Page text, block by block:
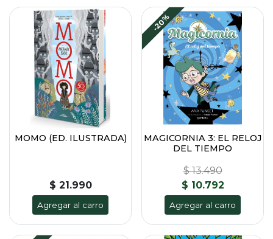
MOMO (ED. ILUSTRADA)
$ 21.990
Agregar al carro
-20%
MAGICORNIA 3: EL RELOJ
DEL TIEMPO
$ 13.490
$ 10.792
Agregar al carro